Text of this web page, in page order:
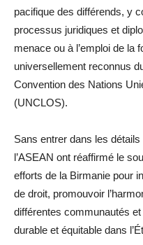
pacifique des différends, y
processus juridiques et
menace ou à l’emploi de la
universellement reconnus
Convention des Nations
(UNCLOS).
Sans entrer dans les
l’ASEAN ont réaffirmé le
efforts de la Birmanie pour
de droit, promouvoir
différentes communautés
durable et équitable dans